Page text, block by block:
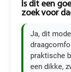
Is dit een
zoek voor
Ja, dit
praktische
een dikke,